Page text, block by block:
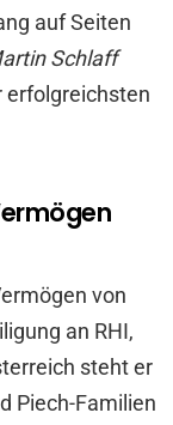
auf Seiten
Schlaff
erfolgreichsten
von
an RHI,
steht er
Piech-Familien